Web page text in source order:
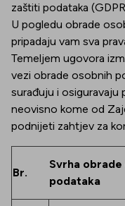
zaštiti podataka
U pogledu obrade
pripadaju vam sva
Temeljem ugovora
vezi obrade osobnih
surađuju i osiguravaju
neovisno kome od
podnijeti zahtjev za
Br.
Svrha obrade
podataka